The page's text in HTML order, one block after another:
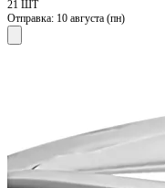
21 ШТ
Отправка: 10 августа (пн)